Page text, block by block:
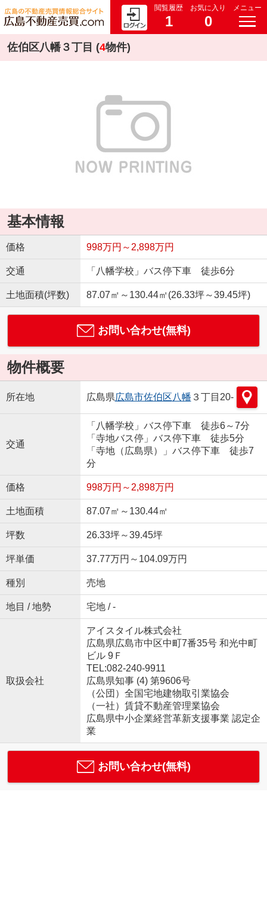
閲覧履歴
1
お気に入り
0
メニュー
佐伯区八幡３丁目 (4物件)
基本情報
価格 998万円～2,898万円
交通 「八幡学校」バス停下車 徒歩6分
土地面積(坪数) 87.07㎡～130.44㎡(26.33坪～39.45坪)
お問い合わせ(無料)
物件概要
所在地 広島県広島市佐伯区八幡 ３丁目20-
交通
「八幡学校」バス停下車 徒歩6～7分
「寺地バス停」バス停下車 徒歩5分
「寺地（広島県）」バス停下車 徒歩7
分
価格 998万円～2,898万円
土地面積 87.07㎡～130.44㎡
坪数 26.33坪～39.45坪
坪単価 37.77万円～104.09万円
種別 売地
地目 / 地勢 宅地 / -
取扱会社
アイスタイル株式会社
広島県広島市中区中町7番35号 和光中町
ビル 9Ｆ
TEL:082-240-9911
広島県知事 (4) 第9606号
（公団）全国宅地建物取引業協会
（一社）賃貸不動産管理業協会
広島県中小企業経営革新支援事業 認定企
業
お問い合わせ(無料)